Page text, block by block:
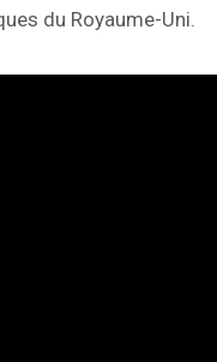
du Royaume-Uni.